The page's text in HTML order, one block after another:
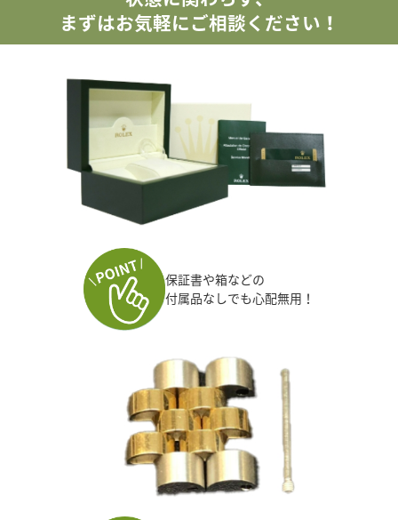
まずはお気軽にご相談ください！
保証書や箱などの
付属品なしでも心配無用！